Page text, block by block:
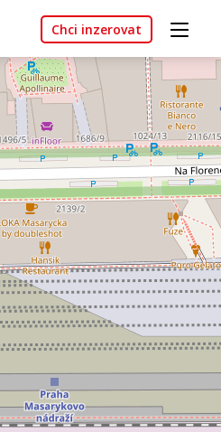
Chci inzerovat